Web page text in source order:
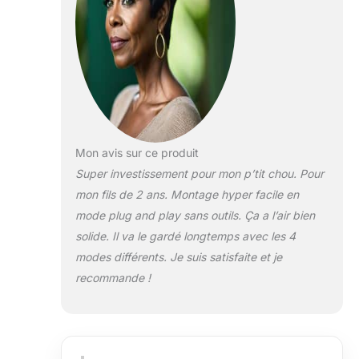
fonctionnalités
novatrices et son
design.
Transformez-le
rapidement sans
outils en
vissant/dévissant
le mettre dans le
mode voulu.
SECURITE
OPTIMALE POUR
LES BEBES | En
mode confort, ce
tricycle stable
Mon avis sur ce produit
Super investissement pour mon p’tit chou. Pour
mon fils de 2 ans. Montage hyper facile en
mode plug and play sans outils. Ça a l’air bien
solide. Il va le gardé longtemps avec les 4
modes différents. Je suis satisfaite et je
recommande !